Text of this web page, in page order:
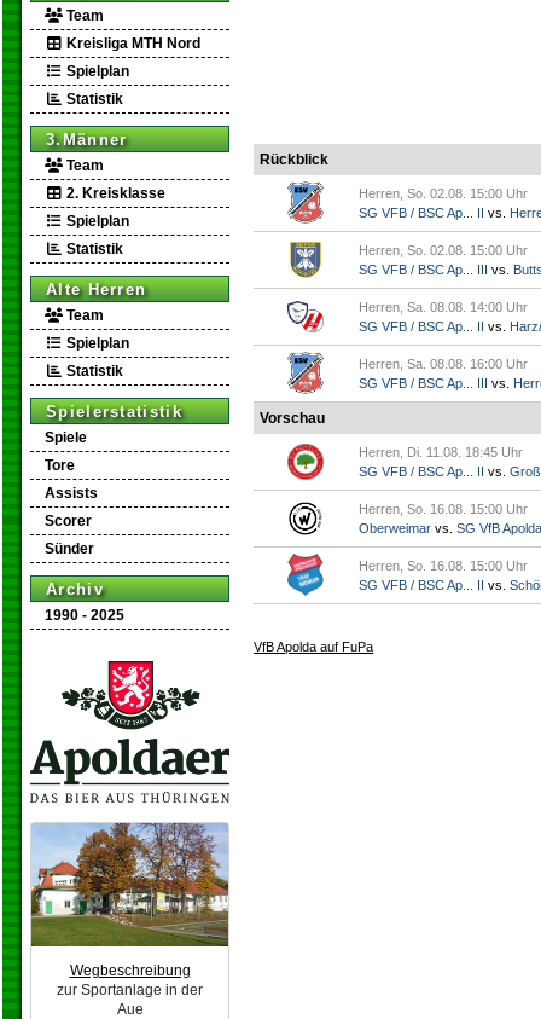
Team
Kreisliga MTH Nord
Spielplan
Statistik
3.Männer
Team
2. Kreisklasse
Spielplan
Statistik
Alte Herren
Team
Spielplan
Statistik
Spielerstatistik
Spiele
Tore
Assists
Scorer
Sünder
Archiv
1990 - 2025
Wegbeschreibung
zur Sportanlage in der
Aue
Rückblick
Herren, So. 02.08. 15:00 Uhr
SG VFB / BSC Ap... II vs.
Herren, So. 02.08. 15:00 Uhr
SG VFB / BSC Ap... III vs.
Herren, Sa. 08.08. 14:00 Uhr
SG VFB / BSC Ap... II vs.
Herren, Sa. 08.08. 16:00 Uhr
SG VFB / BSC Ap... III vs.
Vorschau
Herren, Di. 11.08. 18:45 Uhr
SG VFB / BSC Ap... II vs.
Herren, So. 16.08. 15:00 Uhr
Oberweimar vs. SG VfB Apolda
Herren, So. 16.08. 15:00 Uhr
SG VFB / BSC Ap... II vs.
VfB Apolda auf FuPa